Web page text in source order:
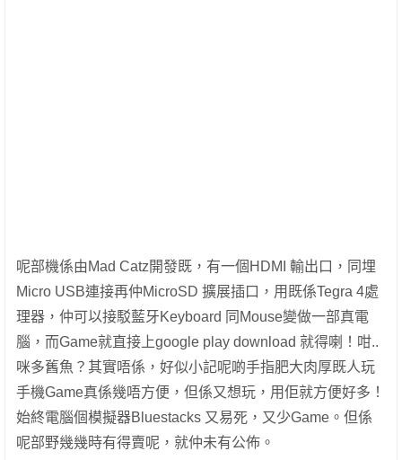
呢部機係由Mad Catz開發既，有一個HDMI 輸出口，同埋
Micro USB連接再仲MicroSD 擴展插口，用既係Tegra 4處
理器，仲可以接駁藍牙Keyboard 同Mouse變做一部真電
腦，而Game就直接上google play download 就得喇！咁..
咪多舊魚？其實唔係，好似小記呢啲手指肥大肉厚既人玩
手機Game真係幾唔方便，但係又想玩，用佢就方便好多！
始終電腦個模擬器Bluestacks 又易死，又少Game。但係
呢部野幾幾時有得賣呢，就仲未有公佈。